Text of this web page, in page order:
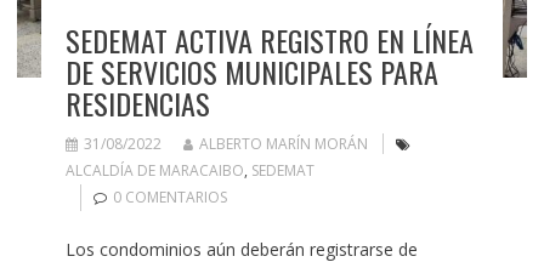
SEDEMAT ACTIVA REGISTRO EN LÍNEA
DE SERVICIOS MUNICIPALES PARA
RESIDENCIAS
31/08/2022
ALBERTO MARÍN MORÁN
ALCALDÍA DE MARACAIBO, SEDEMAT
0 COMENTARIOS
Los condominios aún deberán registrarse de